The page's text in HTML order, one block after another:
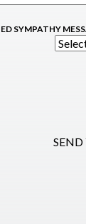
SYMPATHY
SEND